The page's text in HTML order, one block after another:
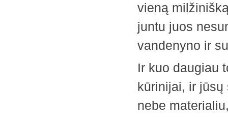
vieną
juntu juos
vandenyno ir
Ir kuo daugiau
kūrinijai, ir
nebe